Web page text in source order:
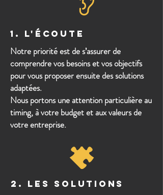
1. L'écoute
Notre priorité est de s’assurer de
comprendre vos besoins et vos objectifs
pour vous proposer ensuite des solutions
adaptées.
Nous portons une attention particulière au
timing, à votre budget et aux valeurs de
votre entreprise.
2. LES SOLUTIONS